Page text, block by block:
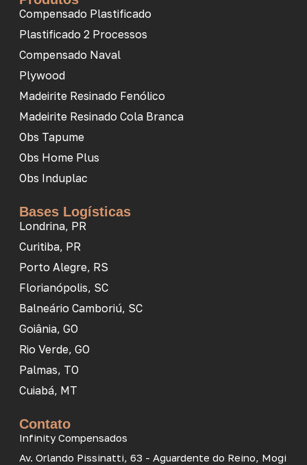
Compensado Plastificado
Plastificado 2 Processos
Compensado Naval
Plywood
Madeirite Resinado Fenólico
Madeirite Resinado Cola Branca
Obs Tapume
Obs Home Plus
Obs Induplac
Bases Logísticas
Londrina, PR
Curitiba, PR
Porto Alegre, RS
Florianópolis, SC
Balneário Camboriú, SC
Goiânia, GO
Rio Verde, GO
Palmas, TO
Cuiabá, MT
Contato
Infinity Compensados
Av. Orlando Pissinatti, 63 - Aguardente do Reino, Mogi